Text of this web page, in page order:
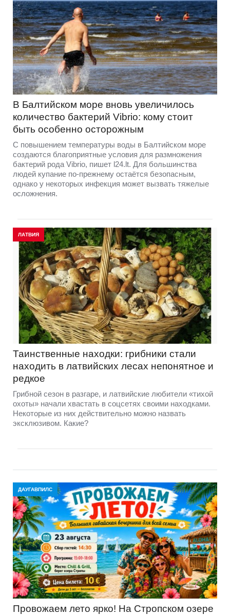
В Балтийском море вновь увеличилось
количество бактерий Vibrio: кому стоит
быть особенно осторожным
С повышением температуры воды в Балтийском море
создаются благоприятные условия для размножения
бактерий рода Vibrio, пишет l24.lt. Для большинства
людей купание по-прежнему остаётся безопасным,
однако у некоторых инфекция может вызвать тяжелые
осложнения.
ЛАТВИЯ
Таинственные находки: грибники стали
находить в латвийских лесах непонятное и
редкое
Грибной сезон в разгаре, и латвийские любители «тихой
охоты» начали хвастать в соцсетях своими находками.
Некоторые из них действительно можно назвать
эксклюзивом. Какие?
ДАУГАВПИЛС
Провожаем лето ярко! На Стропском озере